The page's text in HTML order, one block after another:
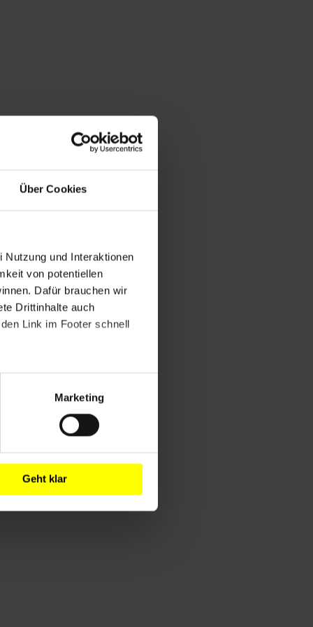
Über Cookies
Nutzung und Interaktionen
von potentiellen
Dafür brauchen wir
Drittinhalte auch
Link im Footer schnell
Marketing
Geht klar